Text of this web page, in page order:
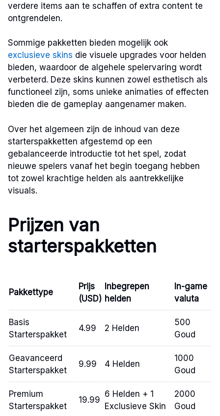
verdere items aan te schaffen of extra content te
ontgrendelen.
Sommige pakketten bieden mogelijk ook
exclusieve skins die visuele upgrades voor helden
bieden, waardoor de algehele spelervaring wordt
verbeterd. Deze skins kunnen zowel esthetisch als
functioneel zijn, soms unieke animaties of effecten
bieden die de gameplay aangenamer maken.
Over het algemeen zijn de inhoud van deze
starterspakketten afgestemd op een
gebalanceerde introductie tot het spel, zodat
nieuwe spelers vanaf het begin toegang hebben
tot zowel krachtige helden als aantrekkelijke
visuals.
Prijzen van
starterspakketten
Pakkettype
Prijs
(USD)
Inbegrepen
helden
In-game
valuta
Basis
Starterspakket
4.99 2 Helden
500
Goud
Geavanceerd
Starterspakket
9.99 4 Helden
1000
Goud
Premium
Starterspakket
19.99
6 Helden + 1
Exclusieve Skin
2000
Goud